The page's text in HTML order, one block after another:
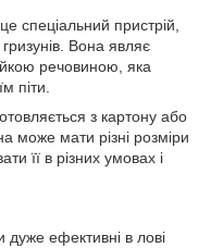
спеціальний пристрій,
Вона являє
речовиною, яка
піти.
з картону або
може мати різні розміри
її в різних умовах і
дуже ефективні в лові